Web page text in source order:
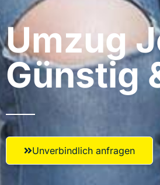
Umzug
Günstig
Unverbindlich anfragen